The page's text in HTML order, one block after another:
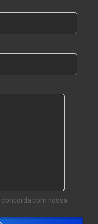
com nossa